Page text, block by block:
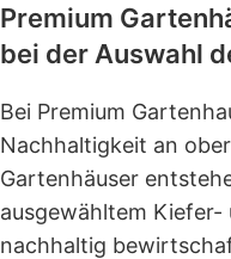
Premium
bei der Auswahl
Bei Premium
Nachhaltigkeit an
Gartenhäuser
ausgewähltem Kiefer-
nachhaltig